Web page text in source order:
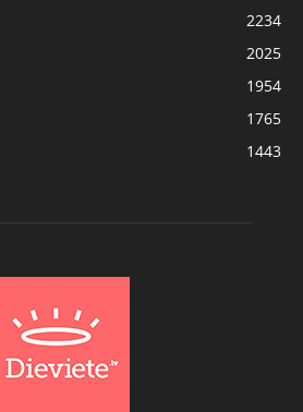
2234
2025
1954
1765
1443